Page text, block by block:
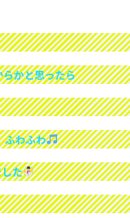
かと思ったら
わふわ
た